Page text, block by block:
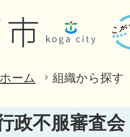
ホーム 組織から探す
政不服審査会